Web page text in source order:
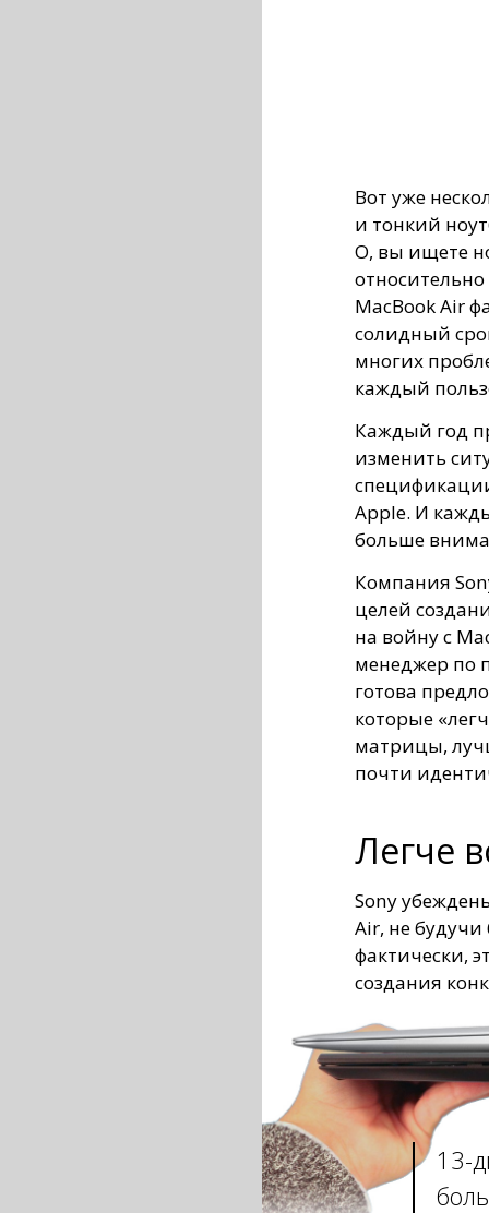
Вот уже
и тонкий
О, вы ищете
MacBook Air
солидный
многих
каждый
Каждый год
изменить
Apple. И
больше
Компания
целей
на войну с
менеджер по
готова
которые
матрицы,
почти
Легче
Sony
Air, не
фактически,
создания
13-